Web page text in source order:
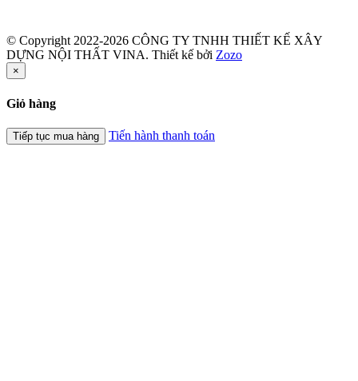
© Copyright 2022-2026 CÔNG TY TNHH THIẾT KẾ XÂY
DỰNG NỘI THẤT VINA. Thiết kế bởi Zozo
×
Giỏ hàng
Tiếp tục mua hàng Tiến hành thanh toán